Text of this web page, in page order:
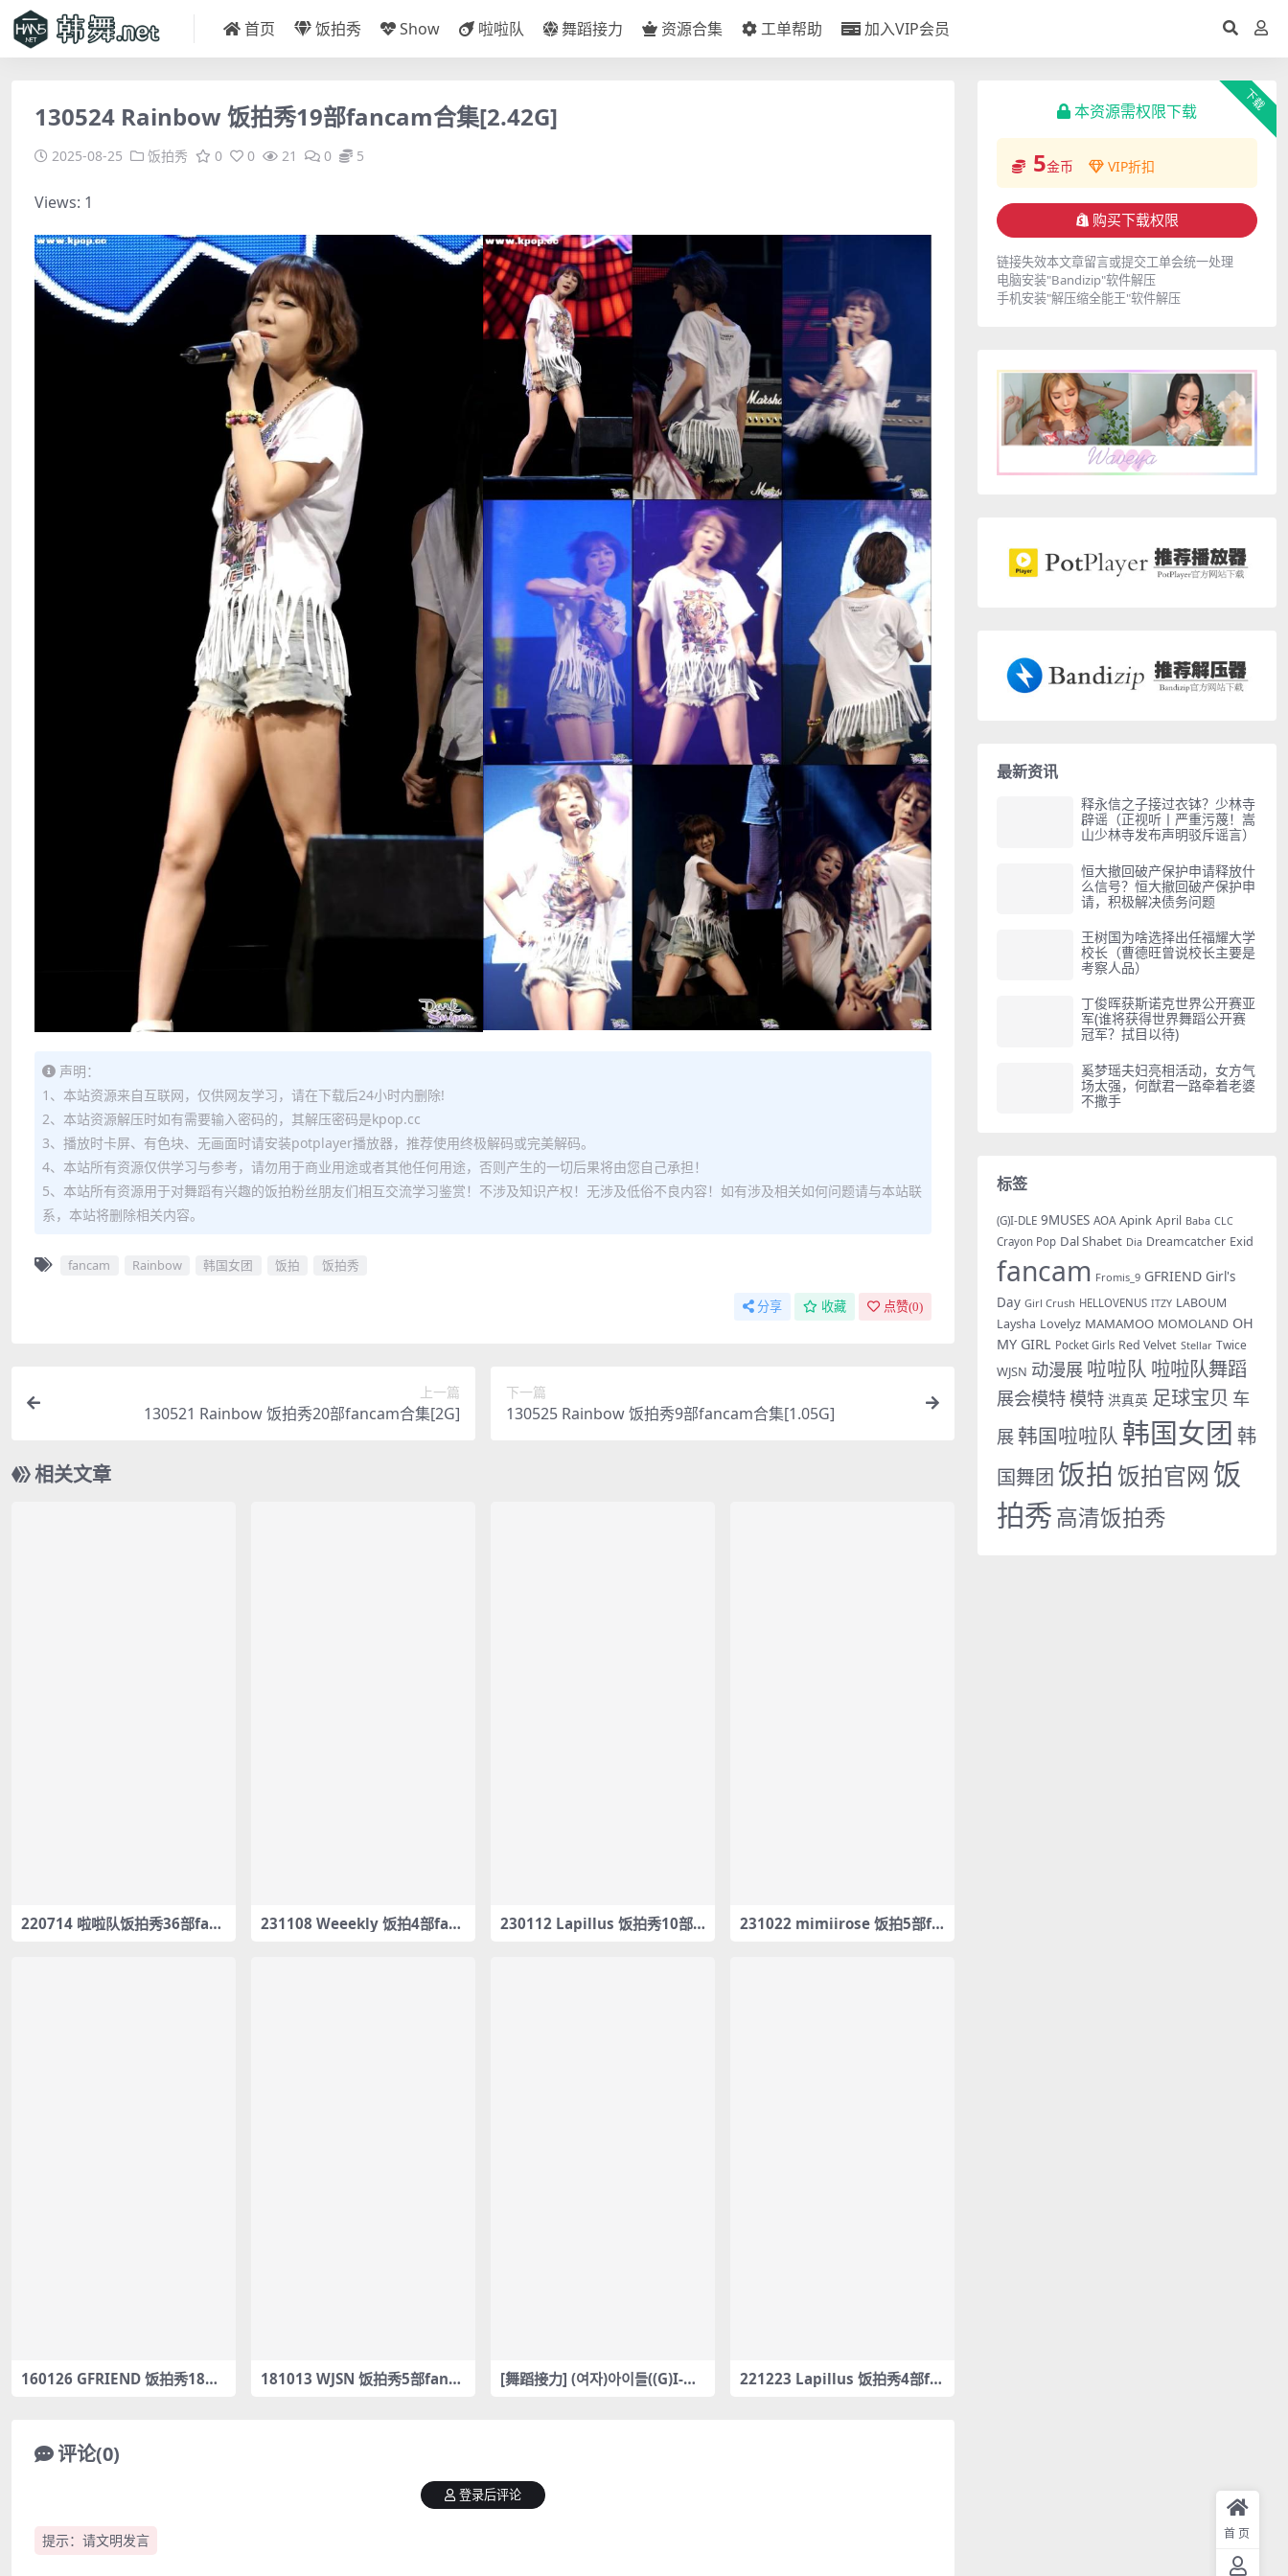
首页 饭拍秀 Show 啦啦队 舞蹈接力 资源合集 工单帮助 加入VIP会员
130524 Rainbow 饭拍秀19部fancam合集[2.42G]
2025-08-25 饭拍秀 0 0 21 0 5
Views: 1
声明：
1、本站资源来自互联网，仅供网友学习，请在下载后24小时内删除!
2、本站资源解压时如有需要输入密码的，其解压密码是kpop.cc
3、播放时卡屏、有色块、无画面时请安装potplayer播放器，推荐使用终极解码或完美解码。
4、本站所有资源仅供学习与参考，请勿用于商业用途或者其他任何用途，否则产生的一切后果将由您自己承担！
5、本站所有资源用于对舞蹈有兴趣的饭拍粉丝朋友们相互交流学习鉴赏！不涉及知识产权！无涉及低俗不良内容！如有涉及相关如何问题请与本站联
系，本站将删除相关内容。
fancam Rainbow 韩国女团 饭拍 饭拍秀
分享 收藏 点赞(0)
上一篇
130521 Rainbow 饭拍秀20部fancam合集[2G]
下一篇
130525 Rainbow 饭拍秀9部fancam合集[1.05G]
相关文章
220714 啦啦队饭拍秀36部fanc
231108 Weeekly 饭拍4部fanc
230112 Lapillus 饭拍秀10部f
231022 mimiirose 饭拍5部fa
160126 GFRIEND 饭拍秀18部f
181013 WJSN 饭拍秀5部fanca
[舞蹈接力] (여자)아이들((G)I-DL
221223 Lapillus 饭拍秀4部fa
评论(0)
提示：请文明发言
登录后评论
下载
本资源需权限下载
5金币 VIP折扣
购买下载权限
链接失效本文章留言或提交工单会统一处理
电脑安装"Bandizip"软件解压
手机安装"解压缩全能王"软件解压
最新资讯
释永信之子接过衣钵？少林寺
辟谣（正视听丨严重污蔑！嵩
山少林寺发布声明驳斥谣言）
恒大撤回破产保护申请释放什
么信号？恒大撤回破产保护申
请，积极解决债务问题
王树国为啥选择出任福耀大学
校长（曹德旺曾说校长主要是
考察人品）
丁俊晖获斯诺克世界公开赛亚
军(谁将获得世界舞蹈公开赛
冠军？拭目以待)
奚梦瑶夫妇亮相活动，女方气
场太强，何猷君一路牵着老婆
不撒手
标签
(G)I-DLE 9MUSES AOA Apink April Baba CLC
Crayon Pop Dal Shabet Dia Dreamcatcher Exid
fancam Fromis_9 GFRIEND Girl's
Day Girl Crush HELLOVENUS ITZY LABOUM
Laysha Lovelyz MAMAMOO MOMOLAND OH
MY GIRL Pocket Girls Red Velvet Stellar Twice
WJSN 动漫展 啦啦队 啦啦队舞蹈
展会模特模特 洪真英 足球宝贝 车
展韩国啦啦队 韩国女团 韩
国舞团 饭拍饭拍官网 饭
拍秀高清饭拍秀
首页